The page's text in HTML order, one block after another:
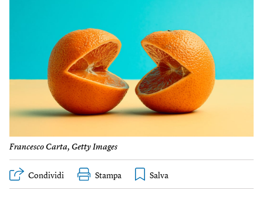
Francesco Carta, Getty Images
Condividi Stampa